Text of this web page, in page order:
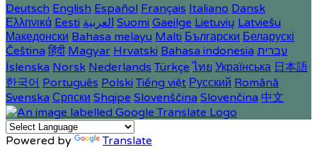
Deutsch English Español Français Italiano Dansk
Ελληνικά Eesti العربية Suomi Gaeilge Lietuvių Latviešu
Македонски Bahasa melayu Malti Български Беларускі
Čeština हिंदी Magyar Hrvatski Bahasa indonesia עברית
Íslenska Norsk Nederlands Türkçe ไทย Українська 日本語
한국어 Português Polski Tiếng việt Русский Română
Svenska Српски Shqipe Slovenščina Slovenčina 中文
Powered by Translate